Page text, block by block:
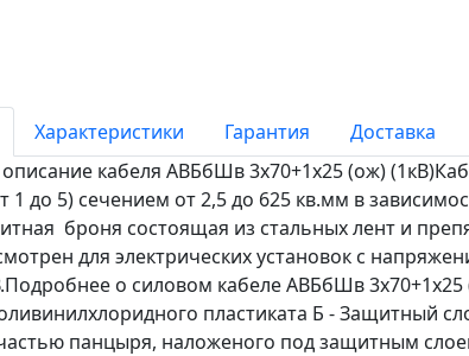
Характеристики Гарантия
Доставка
кабеля АВБбШв 3х70+1х25 (ож)
1 до 5) сечением от 2,5 до 625 кв.мм в
броня состоящая из стальных лент и
для электрических установок с
о силовом кабеле АВБбШв
пластиката Б - Защитный
панцыря, наложеного под защитным